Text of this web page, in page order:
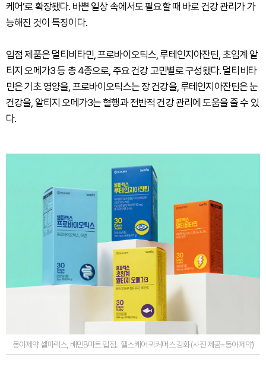
케어’로 확장됐다. 바쁜 일상 속에서도 필요할 때 바로 건강 관리가 가
능해진 것이 특징이다.
입점 제품은 멀티비타민, 프로바이오틱스, 루테인지아잔틴, 초임계 알
티지 오메가3 등 총 4종으로, 주요 건강 고민별로 구성됐다. 멀티비타
민은 기초 영양을, 프로바이오틱스는 장 건강을, 루테인지아잔틴은 눈
건강을, 알티지 오메가3는 혈행과 전반적 건강 관리에 도움을 줄 수 있
다.
동아제약 셀파렉스, 배민B마트 입점... 헬스케어 퀵커머스 강화 (사진 제공=동아제약)